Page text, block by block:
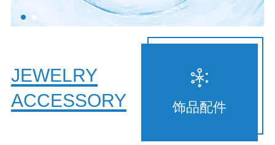
JEWELRY
ACCESSORY
饰品配件